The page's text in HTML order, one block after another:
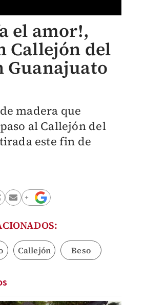
el amor!,
Callejón del
Guanajuato
madera que
al Callejón del
este fin de
Callejón Beso